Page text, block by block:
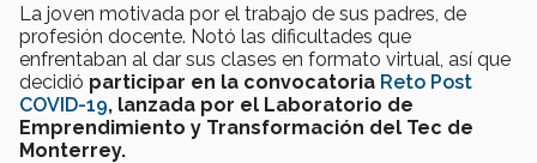
La joven motivada por el trabajo de sus padres, de
profesión docente. Notó las dificultades que
enfrentaban al dar sus clases en formato virtual, así que
decidió participar en la convocatoria Reto Post
COVID-19, lanzada por el Laboratorio de
Emprendimiento y Transformación del Tec de
Monterrey.